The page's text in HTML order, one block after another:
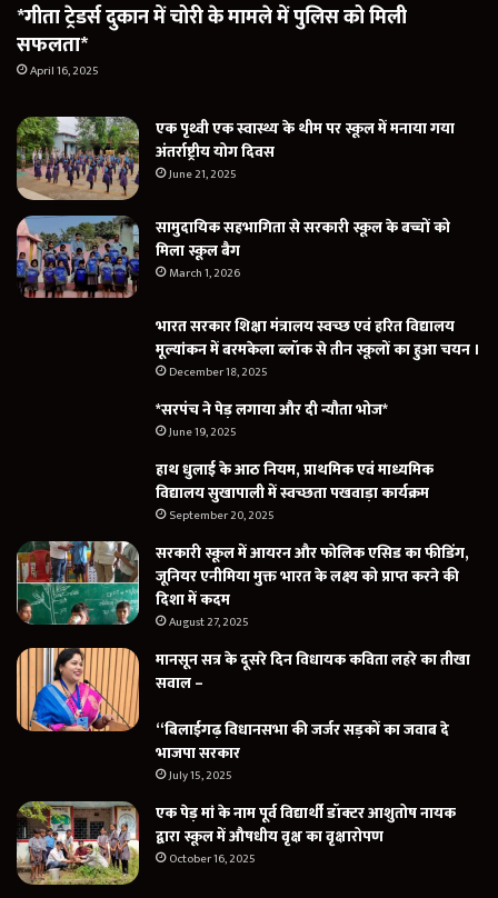
*गीता ट्रेडर्स दुकान में चोरी के मामले में पुलिस को मिली
सफलता*
April 16, 2025
एक पृथ्वी एक स्वास्थ्य के थीम पर स्कूल में मनाया गया
अंतर्राष्ट्रीय योग दिवस
June 21, 2025
सामुदायिक सहभागिता से सरकारी स्कूल के बच्चों को
मिला स्कूल बैग
March 1, 2026
भारत सरकार शिक्षा मंत्रालय स्वच्छ एवं हरित विद्यालय
मूल्यांकन में बरमकेला ब्लॉक से तीन स्कूलों का हुआ चयन ।
December 18, 2025
*सरपंच ने पेड़ लगाया और दी न्यौता भोज*
June 19, 2025
हाथ धुलाई के आठ नियम, प्राथमिक एवं माध्यमिक
विद्यालय सुखापाली में स्वच्छता पखवाड़ा कार्यक्रम
September 20, 2025
सरकारी स्कूल में आयरन और फोलिक एसिड का फीडिंग,
जूनियर एनीमिया मुक्त भारत के लक्ष्य को प्राप्त करने की
दिशा में कदम
August 27, 2025
मानसून सत्र के दूसरे दिन विधायक कविता लहरे का तीखा
सवाल –
“बिलाईगढ़ विधानसभा की जर्जर सड़कों का जवाब दे
भाजपा सरकार
July 15, 2025
एक पेड़ मां के नाम पूर्व विद्यार्थी डॉक्टर आशुतोष नायक
द्वारा स्कूल में औषधीय वृक्ष का वृक्षारोपण
October 16, 2025